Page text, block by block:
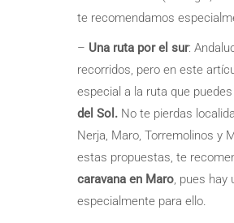
te recomendamos
– Una ruta por el sur:
recorridos, pero en este
especial a la ruta que
del Sol. No te pierdas
Nerja, Maro, Torremolinos y
estas propuestas, te
caravana en Maro, pues hay
especialmente para ello.